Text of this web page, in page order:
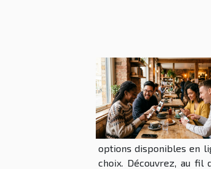
options disponibles en
choix. Découvrez, au